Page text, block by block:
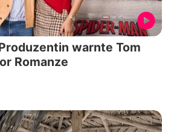
warnte Tom
Romanze